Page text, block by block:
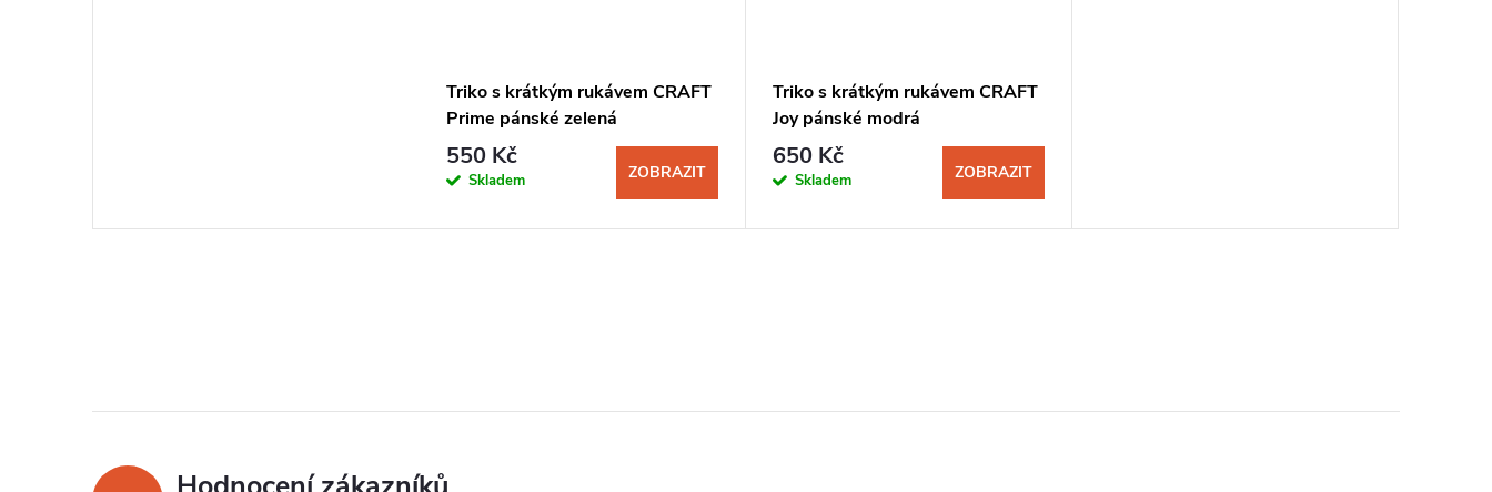
Triko s krátkým rukávem CRAFT
Prime pánské zelená
550 Kč
Skladem ZOBRAZIT
Triko s krátkým rukávem CRAFT
Joy pánské modrá
650 Kč
Skladem ZOBRAZIT